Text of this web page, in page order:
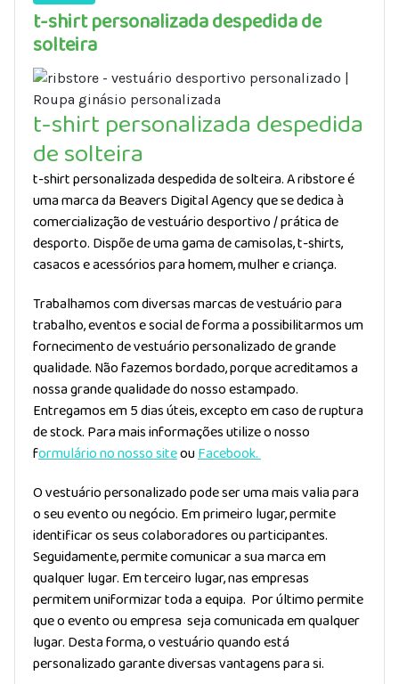
t-shirt personalizada despedida de
solteira
t-shirt personalizada despedida
de solteira
t-shirt personalizada despedida de solteira. A ribstore é
uma marca da Beavers Digital Agency que se dedica à
comercialização de vestuário desportivo / prática de
desporto. Dispõe de uma gama de camisolas, t-shirts,
casacos e acessórios para homem, mulher e criança.
Trabalhamos com diversas marcas de vestuário para
trabalho, eventos e social de forma a possibilitarmos um
fornecimento de vestuário personalizado de grande
qualidade. Não fazemos bordado, porque acreditamos a
nossa grande qualidade do nosso estampado.
Entregamos em 5 dias úteis, excepto em caso de ruptura
de stock. Para mais informações utilize o nosso
formulário no nosso siteouFacebook.
O vestuário personalizado pode ser uma mais valia para
o seu evento ou negócio. Em primeiro lugar, permite
identificar os seus colaboradores ou participantes.
Seguidamente, permite comunicar a sua marca em
qualquer lugar. Em terceiro lugar, nas empresas
permitem uniformizar toda a equipa. Por último permite
que o evento ou empresa seja comunicada em qualquer
lugar. Desta forma, o vestuário quando está
personalizado garante diversas vantagens para si.